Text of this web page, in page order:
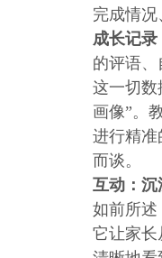
完成情况
成长记录
的评语、
这一切数
画像”。
进行精准
而谈。
互动：
如前所述
它让家长